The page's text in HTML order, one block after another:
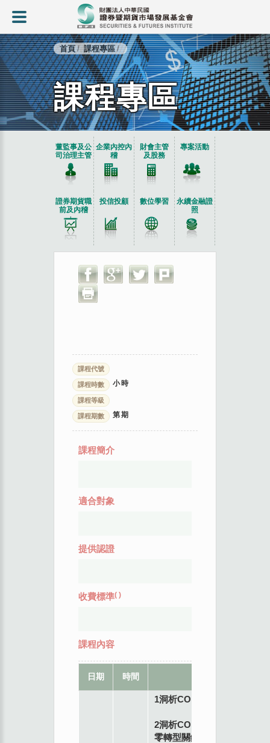
首頁 課程專區
課程專區
董監事及公
司治理主管
企業內控內
稽
財會主管
及股務
專案活動
證券期貨職
前及內稽
投信投顧 數位學習
永續金融證
照
課程代號
課程時數 小時
課程等級
課程期數 第期
課程簡介
適合對象
提供認證
收費標準( )
課程內容
日期 時間
1洞析COP28-開場-張傳章
2洞析COP28-金融業強化淨
零轉型關鍵措施-林羲聖